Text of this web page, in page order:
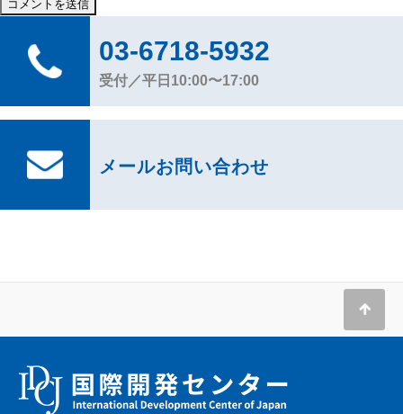
03-6718-5932
受付／平日10:00〜17:00
メールお問い合わせ